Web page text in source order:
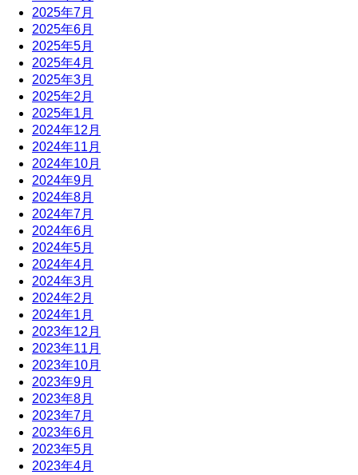
2025年7月
2025年6月
2025年5月
2025年4月
2025年3月
2025年2月
2025年1月
2024年12月
2024年11月
2024年10月
2024年9月
2024年8月
2024年7月
2024年6月
2024年5月
2024年4月
2024年3月
2024年2月
2024年1月
2023年12月
2023年11月
2023年10月
2023年9月
2023年8月
2023年7月
2023年6月
2023年5月
2023年4月